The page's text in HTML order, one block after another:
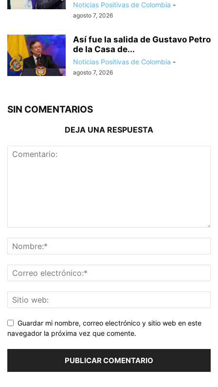
Noticias Positivas de Colombia -
agosto 7, 2026
Así fue la salida de Gustavo Petro
de la Casa de...
Noticias Positivas de Colombia -
agosto 7, 2026
SIN COMENTARIOS
DEJA UNA RESPUESTA
Guardar mi nombre, correo electrónico y sitio web en este
navegador la próxima vez que comente.